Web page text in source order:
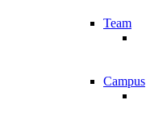
Team
Campus